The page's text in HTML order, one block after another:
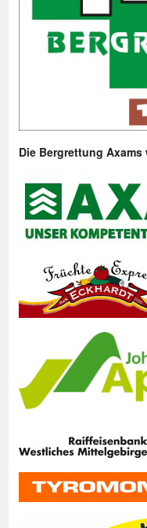
Die Bergrettung